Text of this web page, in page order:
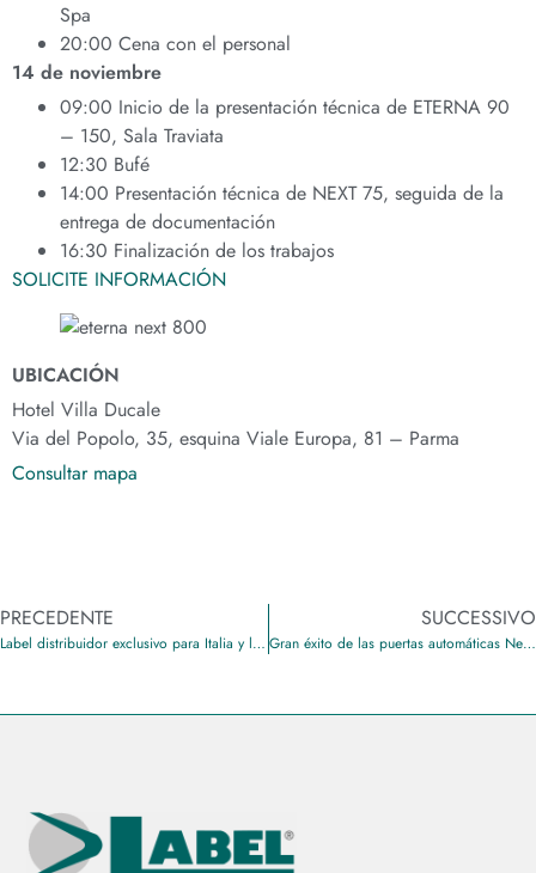
Spa
20:00 Cena con el personal
14 de noviembre
09:00 Inicio de la presentación técnica de ETERNA 90
– 150, Sala Traviata
12:30 Bufé
14:00 Presentación técnica de NEXT 75, seguida de la
entrega de documentación
16:30 Finalización de los trabajos
SOLICITE INFORMACIÓN
UBICACIÓN
Hotel Villa Ducale
Via del Popolo, 35, esquina Viale Europa, 81 – Parma
Consultar mapa
PRECEDENTE
Label distribuidor exclusivo para Italia y la República de San Marino de los productos de Boon Edam
SUCCESSIVO
Gran éxito de las puertas automáticas Next y Eterna